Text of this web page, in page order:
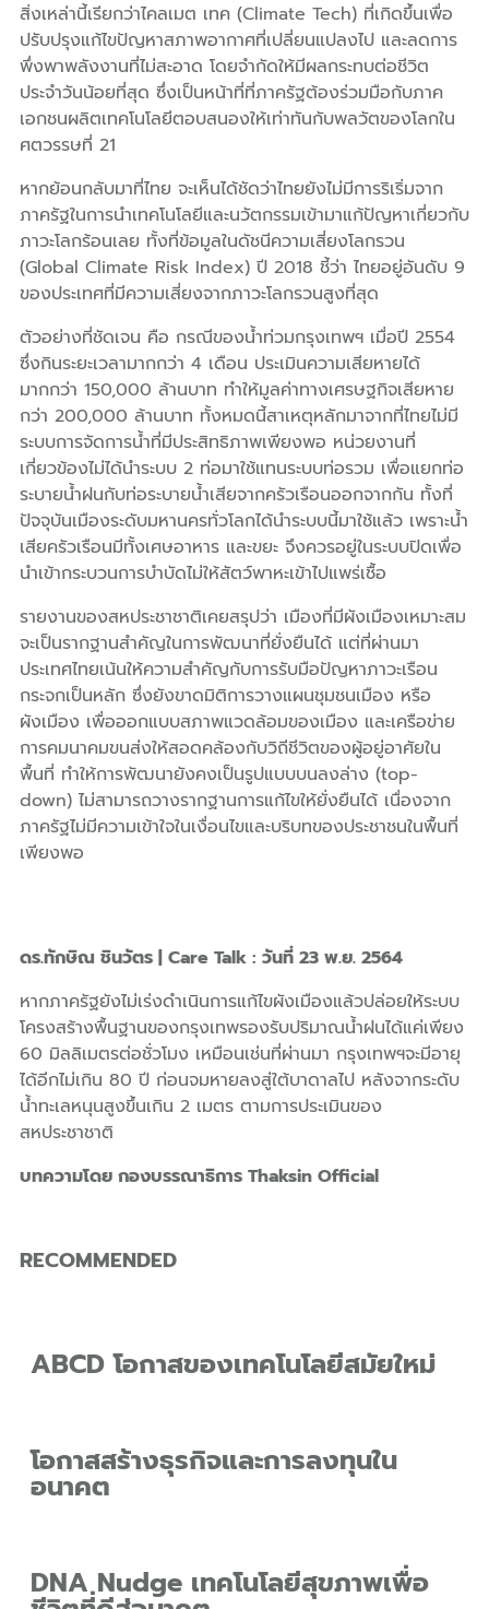
สิ่งเหล่านี้เรียกว่าไคลเมต เทค (Climate Tech) ที่เกิดขึ้นเพื่อ
ปรับปรุงแก้ไขปัญหาสภาพอากาศที่เปลี่ยนแปลงไป และลดการ
พึ่งพาพลังงานที่ไม่สะอาด โดยจำกัดให้มีผลกระทบต่อชีวิต
ประจำวันน้อยที่สุด ซึ่งเป็นหน้าที่ที่ภาครัฐต้องร่วมมือกับภาค
เอกชนผลิตเทคโนโลยีตอบสนองให้เท่าทันกับพลวัตของโลกใน
ศตวรรษที่ 21
หากย้อนกลับมาที่ไทย จะเห็นได้ชัดว่าไทยยังไม่มีการริเริ่มจาก
ภาครัฐในการนำเทคโนโลยีและนวัตกรรมเข้ามาแก้ปัญหาเกี่ยวกับ
ภาวะโลกร้อนเลย ทั้งที่ข้อมูลในดัชนีความเสี่ยงโลกรวน
(Global Climate Risk Index) ปี 2018 ชี้ว่า ไทยอยู่อันดับ 9
ของประเทศที่มีความเสี่ยงจากภาวะโลกรวนสูงที่สุด
ตัวอย่างที่ชัดเจน คือ กรณีของน้ำท่วมกรุงเทพฯ เมื่อปี 2554
ซึ่งกินระยะเวลามากกว่า 4 เดือน ประเมินความเสียหายได้
มากกว่า 150,000 ล้านบาท ทำให้มูลค่าทางเศรษฐกิจเสียหาย
กว่า 200,000 ล้านบาท ทั้งหมดนี้สาเหตุหลักมาจากที่ไทยไม่มี
ระบบการจัดการน้ำที่มีประสิทธิภาพเพียงพอ หน่วยงานที่
เกี่ยวข้องไม่ได้นำระบบ 2 ท่อมาใช้แทนระบบท่อรวม เพื่อแยกท่อ
ระบายน้ำฝนกับท่อระบายน้ำเสียจากครัวเรือนออกจากกัน ทั้งที่
ปัจจุบันเมืองระดับมหานครทั่วโลกได้นำระบบนี้มาใช้แล้ว เพราะน้ำ
เสียครัวเรือนมีทั้งเศษอาหาร และขยะ จึงควรอยู่ในระบบปิดเพื่อ
นำเข้ากระบวนการบำบัดไม่ให้สัตว์พาหะเข้าไปแพร่เชื้อ
รายงานของสหประชาชาติเคยสรุปว่า เมืองที่มีผังเมืองเหมาะสม
จะเป็นรากฐานสำคัญในการพัฒนาที่ยั่งยืนได้ แต่ที่ผ่านมา
ประเทศไทยเน้นให้ความสำคัญกับการรับมือปัญหาภาวะเรือน
กระจกเป็นหลัก ซึ่งยังขาดมิติการวางแผนชุมชนเมือง หรือ
ผังเมือง เพื่อออกแบบสภาพแวดล้อมของเมือง และเครือข่าย
การคมนาคมขนส่งให้สอดคล้องกับวิถีชีวิตของผู้อยู่อาศัยใน
พื้นที่ ทำให้การพัฒนายังคงเป็นรูปแบบบนลงล่าง (top-
down) ไม่สามารถวางรากฐานการแก้ไขให้ยั่งยืนได้ เนื่องจาก
ภาครัฐไม่มีความเข้าใจในเงื่อนไขและบริบทของประชาชนในพื้นที่
เพียงพอ
ดร.ทักษิณ ชินวัตร | Care Talk : วันที่ 23 พ.ย. 2564
หากภาครัฐยังไม่เร่งดำเนินการแก้ไขผังเมืองแล้วปล่อยให้ระบบ
โครงสร้างพื้นฐานของกรุงเทพรองรับปริมาณน้ำฝนได้แค่เพียง
60 มิลลิเมตรต่อชั่วโมง เหมือนเช่นที่ผ่านมา กรุงเทพฯจะมีอายุ
ได้อีกไม่เกิน 80 ปี ก่อนจมหายลงสู่ใต้บาดาลไป หลังจากระดับ
น้ำทะเลหนุนสูงขึ้นเกิน 2 เมตร ตามการประเมินของ
สหประชาชาติ
บทความโดย กองบรรณาธิการ Thaksin Official
RECOMMENDED
ABCD โอกาสของเทคโนโลยีสมัยใหม่
โอกาสสร้างธุรกิจและการลงทุนใน
อนาคต
DNA Nudge เทคโนโลยีสุขภาพเพื่อ